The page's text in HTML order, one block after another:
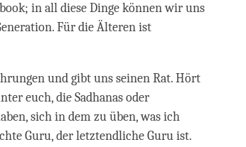
in all diese Dinge können wir uns
Für die Älteren ist
und gibt uns seinen Rat. Hört
euch, die Sadhanas oder
sich in dem zu üben, was ich
Guru, der letztendliche Guru ist.